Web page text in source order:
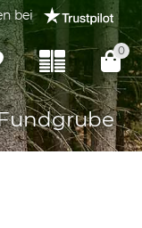
bei
0